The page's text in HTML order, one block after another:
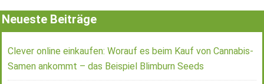
Neueste Beiträge
Clever online einkaufen: Worauf es beim Kauf von Cannabis-
Samen ankommt – das Beispiel Blimburn Seeds